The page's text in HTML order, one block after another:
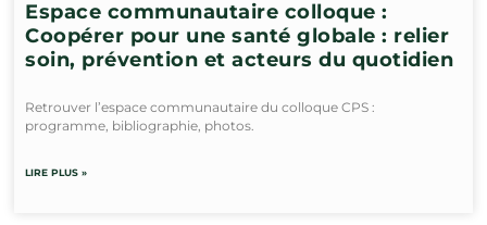
Espace communautaire colloque :
Coopérer pour une santé globale : relier
soin, prévention et acteurs du quotidien
Retrouver l’espace communautaire du colloque CPS :
programme, bibliographie, photos.
LIRE PLUS »